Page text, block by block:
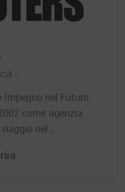
Impegno nel Futuro
come agenzia
nel…